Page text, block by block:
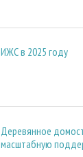
ИЖС в 2025 году
Деревянное
масштабную